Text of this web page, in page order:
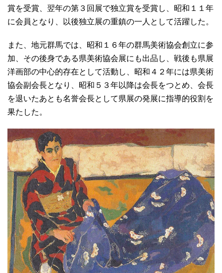
賞を受賞、翌年の第３回展で独立賞を受賞し、昭和１１年
に会員となり、以後独立展の重鎮の一人として活躍した。
また、地元群馬では、昭和１６年の群馬美術協会創立に参
加、その後身である県美術協会展にも出品し、戦後も県展
洋画部の中心的存在として活動し、昭和４２年には県美術
協会副会長となり、昭和５３年以降は会長をつとめ、会長
を退いたあとも名誉会長として県展の発展に指導的役割を
果たした。